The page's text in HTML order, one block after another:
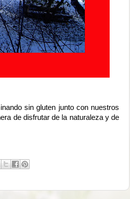
sin gluten junto con nuestros
de disfrutar de la naturaleza y de